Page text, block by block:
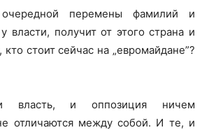
перемены фамилий и
власти, получит от этого страна и
стоит сейчас на „евромайдане”?
власть, и оппозиция ничем
отличаются между собой. И те, и